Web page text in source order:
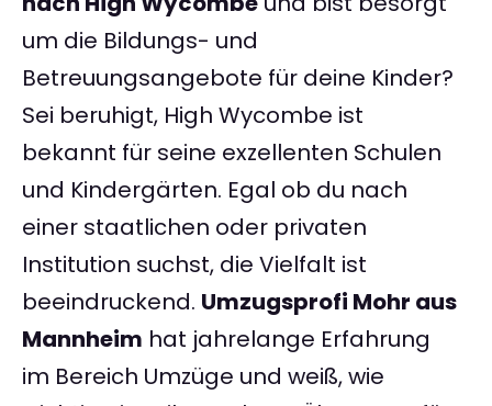
um die Bildungs- und
Betreuungsangebote für deine Kinder?
Sei beruhigt, High Wycombe ist
bekannt für seine exzellenten Schulen
und Kindergärten. Egal ob du nach
einer staatlichen oder privaten
Institution suchst, die Vielfalt ist
beeindruckend. Umzugsprofi Mohr aus
Mannheim hat jahrelange Erfahrung
im Bereich Umzüge und weiß, wie